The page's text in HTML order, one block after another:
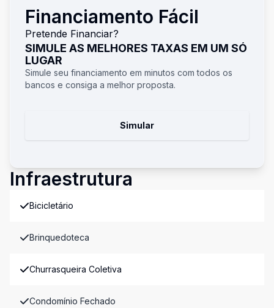
Financiamento Fácil
Pretende Financiar?
SIMULE AS MELHORES TAXAS EM UM SÓ
LUGAR
Simule seu financiamento em minutos com todos os
bancos e consiga a melhor proposta.
Simular
Infraestrutura
Bicicletário
Brinquedoteca
Churrasqueira Coletiva
Condomínio Fechado